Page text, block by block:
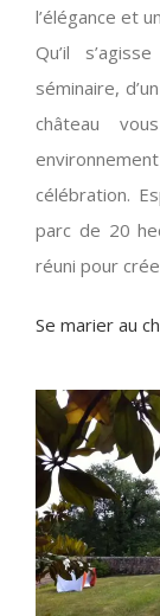
l’élégance et
Qu’il
séminaire,
château
célébration.
parc de 20
réuni pour
Se marier au